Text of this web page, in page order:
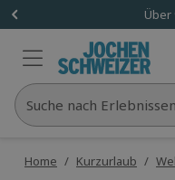
Über
Suche nach
Home / Kurzurlaub /